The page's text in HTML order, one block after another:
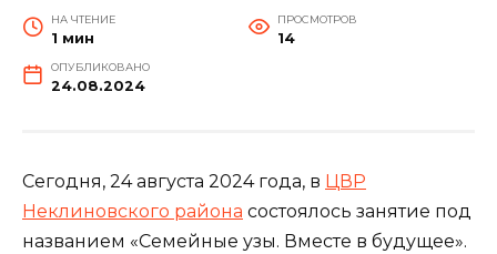
НА ЧТЕНИЕ
1 мин
ПРОСМОТРОВ
14
ОПУБЛИКОВАНО
24.08.2024
Сегодня, 24 августа 2024 года, в ЦВР
Неклиновского района состоялось занятие под
названием «Семейные узы. Вместе в будущее».